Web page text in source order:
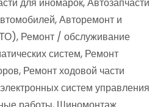
Авторемонт и
Ремонт / обслуживание
систем, Ремонт
Ремонт ходовой части
систем управления